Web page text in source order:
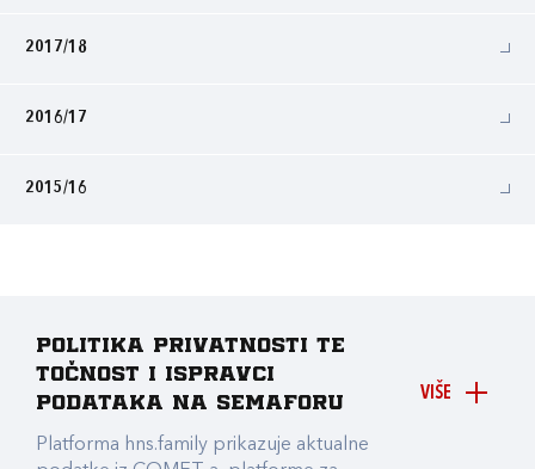
2017/18
2016/17
2015/16
VIŠE
Politika privatnosti te
točnost i ispravci
podataka na Semaforu
Platforma hns.family prikazuje aktualne